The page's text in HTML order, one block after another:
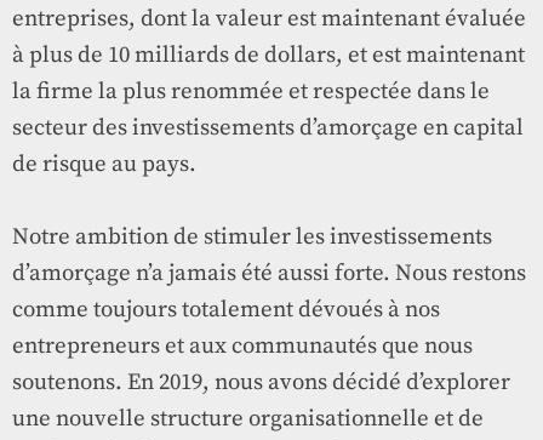
entreprises, dont la valeur est maintenant évaluée
à plus de 10 milliards de dollars, et est maintenant
la firme la plus renommée et respectée dans le
secteur des investissements d’amorçage en capital
de risque au pays.
Notre ambition de stimuler les investissements
d’amorçage n’a jamais été aussi forte. Nous restons
comme toujours totalement dévoués à nos
entrepreneurs et aux communautés que nous
soutenons. En 2019, nous avons décidé d’explorer
une nouvelle structure organisationnelle et de